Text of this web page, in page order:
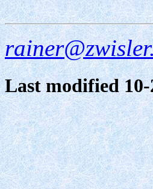
Last modified 10-